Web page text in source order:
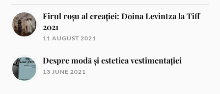
Firul roșu al creației: Doina Levintza la Tiff
2021
11 AUGUST 2021
Despre modă și estetica vestimentației
13 JUNE 2021